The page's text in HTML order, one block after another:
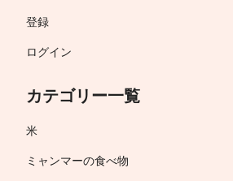
登録
ログイン
カテゴリー一覧
米
ミャンマーの食べ物